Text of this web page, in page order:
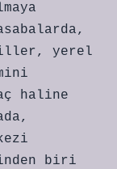
yerel
haline
biri